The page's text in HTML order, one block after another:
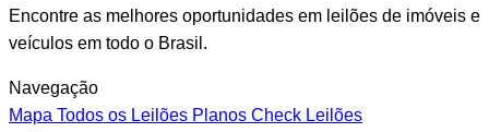
Encontre as melhores oportunidades em leilões de imóveis e
veículos em todo o Brasil.
Navegação
Mapa Todos os Leilões Planos Check Leilões